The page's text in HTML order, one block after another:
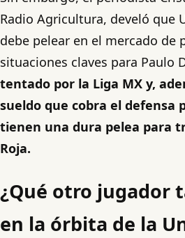
Radio Agricultura, develó que
debe pelear en el mercado de
situaciones claves para Paulo
tentado por la Liga MX y,
sueldo que cobra el defensa
tienen una dura pelea para
Roja.
¿Qué otro jugador
en la órbita de la